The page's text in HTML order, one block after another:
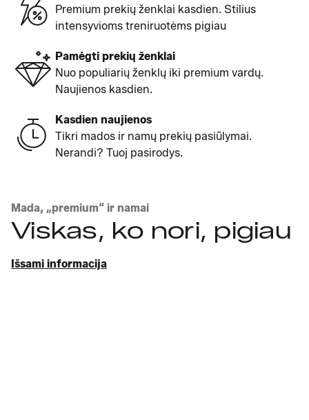
Premium prekių ženklai kasdien. Stilius
intensyvioms treniruotėms pigiau
Pamėgti prekių ženklai
Nuo populiarių ženklų iki premium vardų.
Naujienos kasdien.
Kasdien naujienos
Tikri mados ir namų prekių pasiūlymai.
Nerandi? Tuoj pasirodys.
Mada, „premium“ ir namai
Viskas, ko nori, pigiau
Išsami informacija